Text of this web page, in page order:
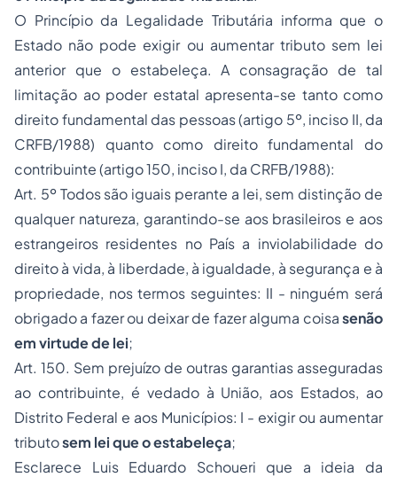
O Princípio da Legalidade Tributária informa que o
Estado não pode exigir ou aumentar tributo sem lei
anterior que o estabeleça. A consagração de tal
limitação ao poder estatal apresenta-se tanto como
direito fundamental das pessoas (artigo 5º, inciso II, da
CRFB/1988) quanto como direito fundamental do
contribuinte (artigo 150, inciso I, da CRFB/1988):
Art. 5º Todos são iguais perante a lei, sem distinção de
qualquer natureza, garantindo-se aos brasileiros e aos
estrangeiros residentes no País a inviolabilidade do
direito à vida, à liberdade, à igualdade, à segurança e à
propriedade, nos termos seguintes: II - ninguém será
obrigado a fazer ou deixar de fazer alguma coisasenão
em virtude de lei;
Art. 150. Sem prejuízo de outras garantias asseguradas
ao contribuinte, é vedado à União, aos Estados, ao
Distrito Federal e aos Municípios: I - exigir ou aumentar
tributosem lei que o estabeleça;
Esclarece Luis Eduardo Schoueri que a ideia da